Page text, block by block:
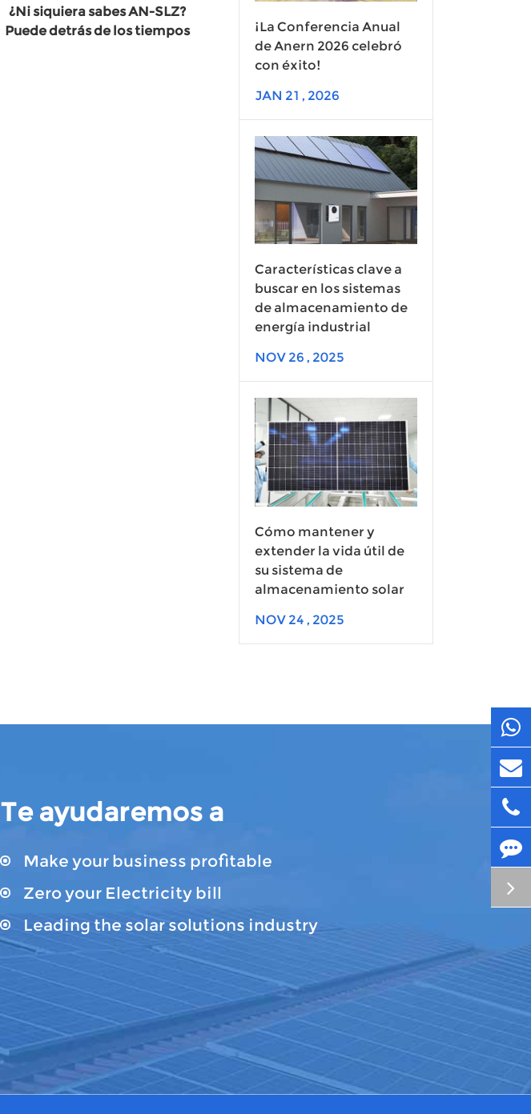
¿Ni siquiera sabes AN-SLZ?
Puede detrás de los tiempos
¡La Conferencia Anual
de Anern 2026 celebró
con éxito!
JAN 21 , 2026
Características clave a
buscar en los sistemas
de almacenamiento de
energía industrial
NOV 26 , 2025
Cómo mantener y
extender la vida útil de
su sistema de
almacenamiento solar
NOV 24 , 2025
Te ayudaremos a
Make your business profitable
Zero your Electricity bill
Leading the solar solutions industry